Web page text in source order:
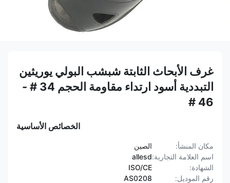
غرف الأبحاث الثابتة شبشب البولي يوريثين
التبددية أسود ارتداء مقاومة الحجم 34 # -
46 #
الخصائص الأساسية
مكان المنشأ:
الصين
اسم العلامة التجارية:allesd
الشهادة:
ISO/CE
رقم الموديل:
AS0208